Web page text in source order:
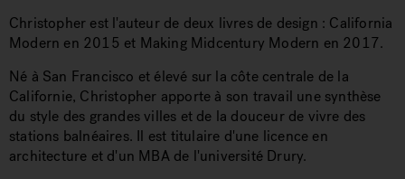
Christopher est l'auteur de deux livres de design : California
Modern en 2015 et Making Midcentury Modern en 2017.
Né à San Francisco et élevé sur la côte centrale de la
Californie, Christopher apporte à son travail une synthèse
du style des grandes villes et de la douceur de vivre des
stations balnéaires. Il est titulaire d'une licence en
architecture et d'un MBA de l'université Drury.